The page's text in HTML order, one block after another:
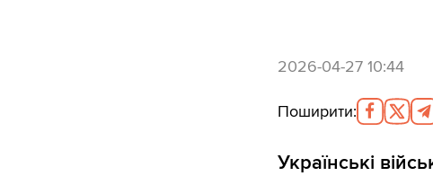
2026-04-27 10:44
Поширити:
Українські